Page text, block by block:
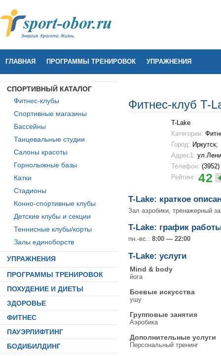
ГЛАВНАЯ ПРОГРАММЫ ТРЕНИРОВОК УПРАЖНЕНИЯ
СПОРТИВНЫЙ КАТАЛОГ
Фитнес-клубы
Спортивные магазины
Бассейны
Танцевальные студии
Салоны красоты
Горнолыжные базы
Катки
Стадионы
Конно-спортивные клубы
Детские клубы и секции
Теннисные клубы/корты
Залы единоборств
УПРАЖНЕНИЯ
ПРОГРАММЫ ТРЕНИРОВОК
ПОХУДЕНИЕ И ДИЕТЫ
ЗДОРОВЬЕ
ФИТНЕС
ПАУЭРЛИФТИНГ
БОДИБИЛДИНГ
Фитнес-клуб T-
T-Lake
Категории:
Город: Иркутск;
Адрес1:
Телефон:
Рейтинг: 42
T-Lake: краткое
Зал аэробики, тренажерный
T-Lake: график
пн.-вс.: 8:00 — 22:00
T-Lake: услуги
Mind & body
йога
Боевые искусства
ушу
Групповые занятия
Аэробика
Дополнительные услуги
Персональный тренинг